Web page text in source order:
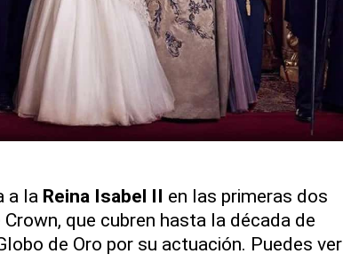
a la Reina Isabel II en las primeras dos
que cubren hasta la década de
de Oro por su actuación. Puedes ver